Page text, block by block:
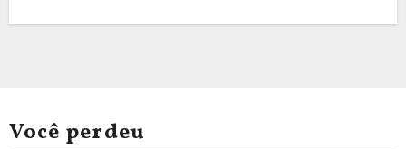
Você perdeu